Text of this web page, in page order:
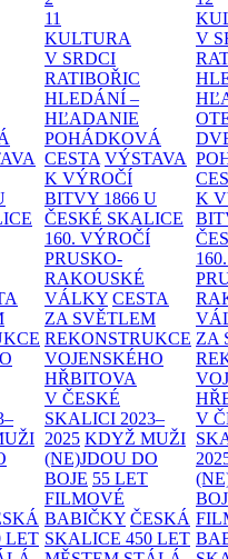
LET
11
KULTURA
V SRDCI
RATIBOŘIC
HLEDÁNÍ –
HĽADANIE
POHÁDKOVÁ
CESTA VÝSTAVA
K VÝROČÍ
BITVY 1866 U
ČESKÉ SKALICE
160. VÝROČÍ
PRUSKO-
RAKOUSKÉ
VÁLKY CESTA
ZA SVĚTLEM
REKONSTRUKCE
VOJENSKÉHO
HŘBITOVA
V ČESKÉ
SKALICI 2023–
2025 KDYŽ MUŽI
(NE)JDOU DO
BOJE 55 LET
FILMOVÉ
BABIČKY ČESKÁ
SKALICE 450 LET
V
K
ZA
V